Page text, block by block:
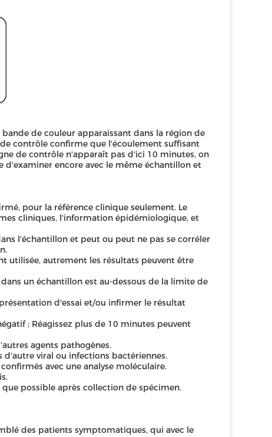
de couleur apparaissant dans la région de
contrôle confirme que l'écoulement suffisant
de contrôle n'apparaît pas d'ici 10 minutes, on
d'examiner encore avec le même échantillon et
pour la référence clinique seulement. Le
cliniques, l'information épidémiologique, et
l'échantillon et peut ou peut ne pas se corréler
utilisée, autrement les résultats peuvent être
un échantillon est au-dessous de la limite de
d'essai et/ou infirmer le résultat
; Réagissez plus de 10 minutes peuvent
agents pathogènes.
d'autre viral ou infections bactériennes.
avec une analyse moléculaire.
possible après collection de spécimen.
des patients symptomatiques, qui avec le